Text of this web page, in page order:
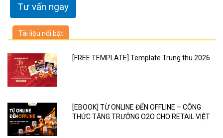
Tài liệu nổi bật
[FREE TEMPLATE] Template Trung thu 2026
[EBOOK] TỪ ONLINE ĐẾN OFFLINE – CÔNG
THỨC TĂNG TRƯỞNG O2O CHO RETAIL VIỆT